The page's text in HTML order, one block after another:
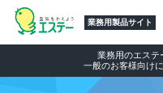
業務用製品サイト
業務用のエステ
一般のお客様向け